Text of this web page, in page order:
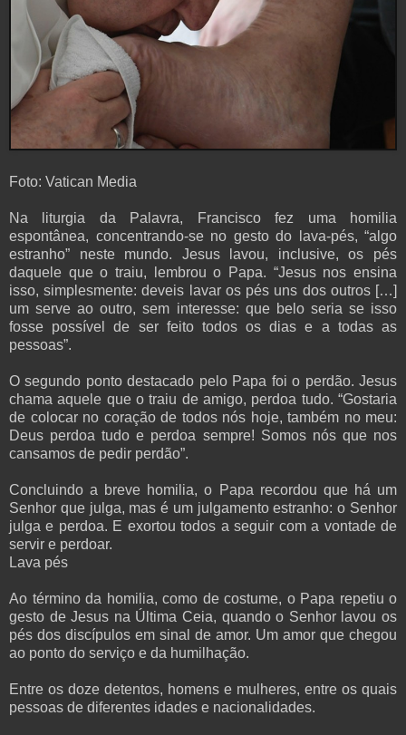
Foto: Vatican Media
Na liturgia da Palavra, Francisco fez uma homilia
espontânea, concentrando-se no gesto do lava-pés, “algo
estranho” neste mundo. Jesus lavou, inclusive, os pés
daquele que o traiu, lembrou o Papa. “Jesus nos ensina
isso, simplesmente: deveis lavar os pés uns dos outros […]
um serve ao outro, sem interesse: que belo seria se isso
fosse possível de ser feito todos os dias e a todas as
pessoas”.
O segundo ponto destacado pelo Papa foi o perdão. Jesus
chama aquele que o traiu de amigo, perdoa tudo. “Gostaria
de colocar no coração de todos nós hoje, também no meu:
Deus perdoa tudo e perdoa sempre! Somos nós que nos
cansamos de pedir perdão”.
Concluindo a breve homilia, o Papa recordou que há um
Senhor que julga, mas é um julgamento estranho: o Senhor
julga e perdoa. E exortou todos a seguir com a vontade de
servir e perdoar.
Lava pés
Ao término da homilia, como de costume, o Papa repetiu o
gesto de Jesus na Última Ceia, quando o Senhor lavou os
pés dos discípulos em sinal de amor. Um amor que chegou
ao ponto do serviço e da humilhação.
Entre os doze detentos, homens e mulheres, entre os quais
pessoas de diferentes idades e nacionalidades.